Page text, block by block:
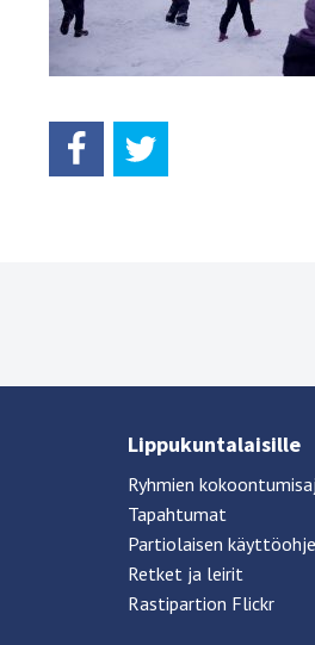
Lippukuntalaisille
Ryhmien
Tapahtumat
Partiolaisen käyttöohje
Retket ja leirit
Rastipartion Flickr